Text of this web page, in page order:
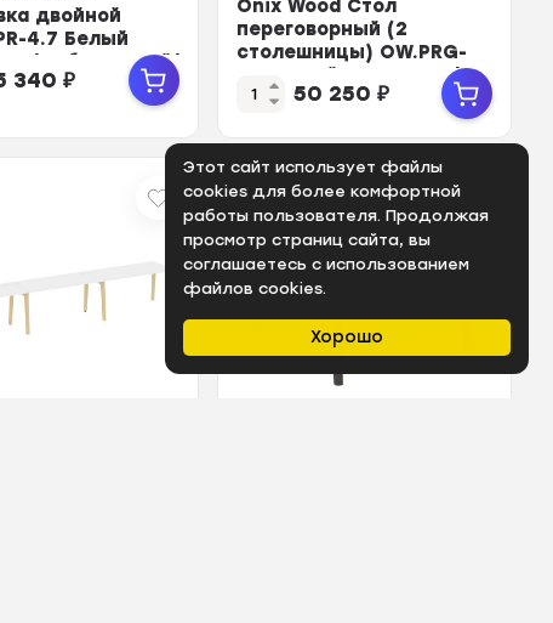
Хорошо
Этот сайт использует файлы
cookies для более комфортной
работы пользователя. Продолжая
просмотр страниц сайта, вы
соглашаетесь с использованием
файлов cookies.
двойной
4.7 Белый
Дуб Светлый/
340₽
Onix Wood Стол
переговорный (2
столешницы) OW.PRG-
2.0 Белый Бриллиант/
Дуб Све...50 250₽